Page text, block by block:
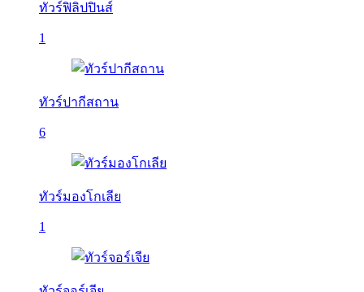
ทัวร์ฟิลิปปินส์
1
ทัวร์ปากีสถาน
6
ทัวร์มองโกเลีย
1